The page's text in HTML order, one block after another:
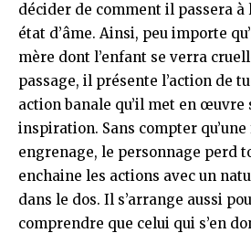
décider de comment il passera à
état d’âme. Ainsi, peu importe
mère dont l’enfant se verra
passage, il présente l’action de
action banale qu’il met en œuvre
inspiration. Sans compter
engrenage, le personnage perd
enchaine les actions avec un
dans le dos. Il s’arrange aussi
comprendre que celui qui s’en